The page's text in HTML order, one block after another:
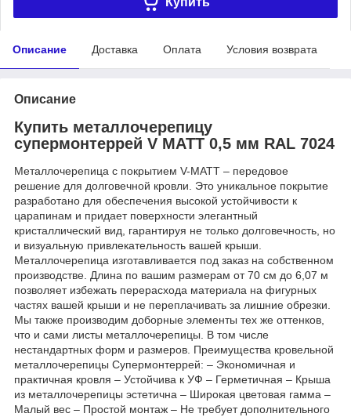
Описание Доставка Оплата Условия возврата
Описание
Купить металлочерепицу
супермонтеррей V МАТТ 0,5 мм RAL 7024
Металлочерепица с покрытием V-MATT – передовое
решение для долговечной кровли. Это уникальное покрытие
разработано для обеспечения высокой устойчивости к
царапинам и придает поверхности элегантный
кристаллический вид, гарантируя не только долговечность, но
и визуальную привлекательность вашей крыши.
Металлочерепица изготавливается под заказ на собственном
производстве. Длина по вашим размерам от 70 см до 6,07 м
позволяет избежать перерасхода материала на фигурных
частях вашей крыши и не переплачивать за лишние обрезки.
Мы также производим доборные элементы тех же оттенков,
что и сами листы металлочерепицы. В том числе
нестандартных форм и размеров. Преимущества кровельной
металлочерепицы Супермонтеррей: – Экономичная и
практичная кровля – Устойчива к УФ – Герметичная – Крыша
из металлочерепицы эстетична – Широкая цветовая гамма –
Малый вес – Простой монтаж – Не требует дополнительного